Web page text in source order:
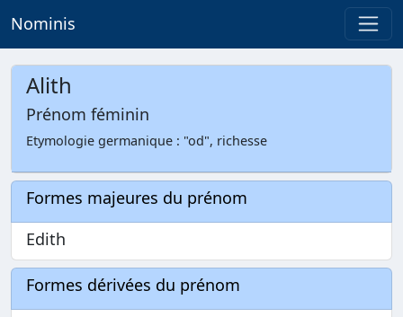
Nominis
Alith
Prénom féminin
Etymologie germanique : "od", richesse
Formes majeures du prénom
Edith
Formes dérivées du prénom